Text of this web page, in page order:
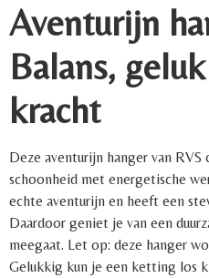
Aventurijn
Balans,
kracht
Deze aventurijn hanger van
schoonheid met energetische
echte aventurijn en heeft een
Daardoor geniet je van een
meegaat. Let op: deze hanger
Gelukkig kun je een ketting los